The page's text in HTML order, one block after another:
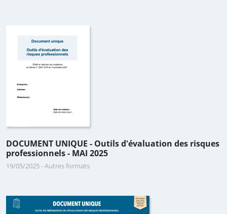
DOCUMENT UNIQUE - Outils d'évaluation des risques
professionnels - MAI 2025
19/05/2025-Autres formats